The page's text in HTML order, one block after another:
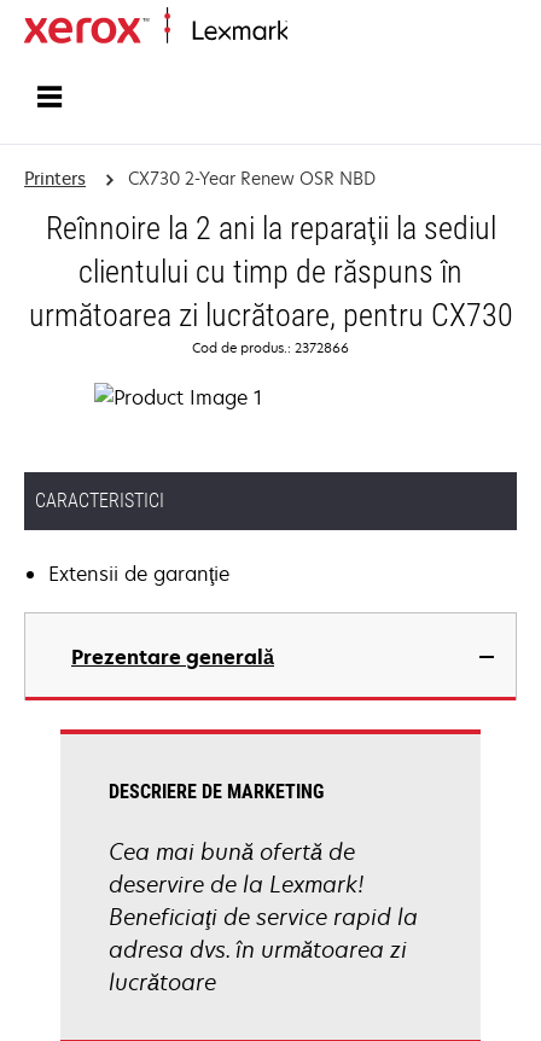
Printers CX730 2-Year Renew OSR NBD
Reînnoire la 2 ani la reparaţii la sediul
clientului cu timp de răspuns în
următoarea zi lucrătoare, pentru CX730
Cod de produs.: 2372866
CARACTERISTICI
Extensii de garanţie
Prezentare generală
DESCRIERE DE MARKETING
Cea mai bună ofertă de
deservire de la Lexmark!
Beneficiaţi de service rapid la
adresa dvs. în următoarea zi
lucrătoare